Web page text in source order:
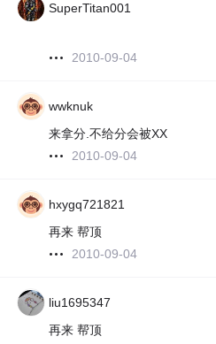
SuperTitan001
2010-09-04
wwknuk
来拿分.不给分会被XX
2010-09-04
hxygq721821
再来 帮顶
2010-09-04
liu1695347
再来 帮顶